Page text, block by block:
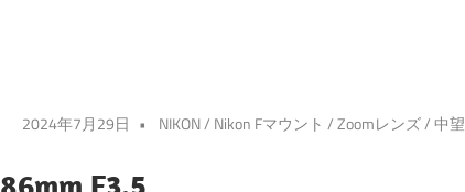
2024年7月29日 NIKON/ Nikon Fマウント /Zoomレンズ/中望